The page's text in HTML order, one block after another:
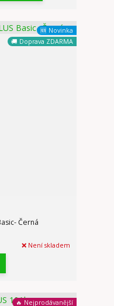
🆕 Novinka
🚚 Doprava ZDARMA
Černá
❌ Není skladem
🔥 Nejprodávanější